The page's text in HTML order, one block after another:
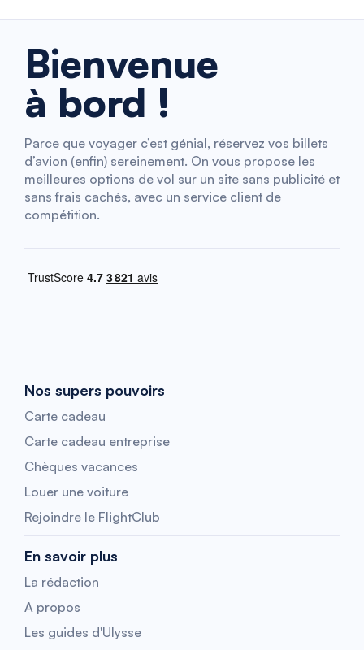
Bienvenue
à bord !
Parce que voyager c’est génial, réservez vos billets
d’avion (enfin) sereinement. On vous propose les
meilleures options de vol sur un site sans publicité et
sans frais cachés, avec un service client de
compétition.
Nos supers pouvoirs
Carte cadeau
Carte cadeau entreprise
Chèques vacances
Louer une voiture
Rejoindre le FlightClub
En savoir plus
La rédaction
A propos
Les guides d'Ulysse